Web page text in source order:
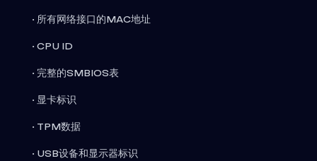
• 所有网络接口的MAC地址
• CPU ID
• 完整的SMBIOS表
• 显卡标识
• TPM数据
• USB设备和显示器标识